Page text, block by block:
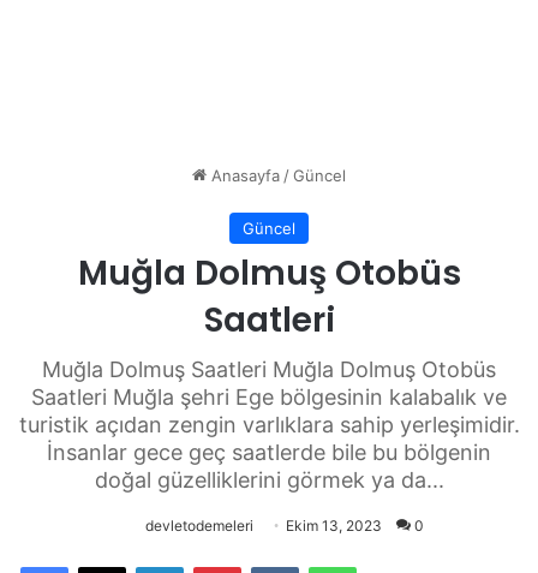
Anasayfa/Güncel
Güncel
Muğla Dolmuş Otobüs
Saatleri
Muğla Dolmuş Saatleri Muğla Dolmuş Otobüs
Saatleri Muğla şehri Ege bölgesinin kalabalık ve
turistik açıdan zengin varlıklara sahip yerleşimidir.
İnsanlar gece geç saatlerde bile bu bölgenin
doğal güzelliklerini görmek ya da...
devletodemeleri Ekim 13, 2023 0